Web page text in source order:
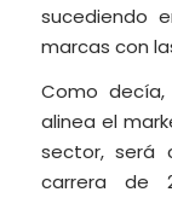
sucediendo
marcas con
Como
alinea el
sector, será
carrera de